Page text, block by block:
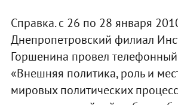
Справка. с 26 по 28 января
Днепропетровский филиал
Горшенина провел
«Внешняя политика, роль и
мировых политических